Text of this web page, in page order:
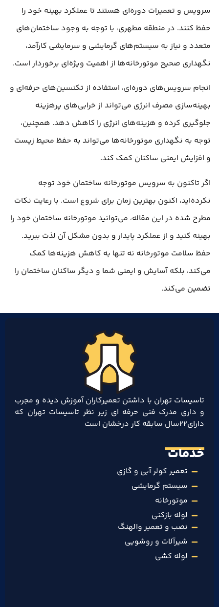
سرویس و تعمیرات دوره‌ای هستند تا عملکرد بهینه خود را
حفظ کنند. در منطقه مطهری، با توجه به وجود ساختمان‌های
متعدد و نیاز به سیستم‌های گرمایشی و سرمایشی کارآمد،
نگهداری صحیح موتورخانه‌ها از اهمیت ویژه‌ای برخوردار است.
انجام سرویس‌های دوره‌ای، استفاده از تکنسین‌های حرفه‌ای و
بهینه‌سازی مصرف انرژی می‌تواند از خرابی‌های پرهزینه
جلوگیری کرده و هزینه‌های انرژی را کاهش دهد. همچنین،
توجه به نگهداری موتورخانه‌ها می‌تواند به حفظ محیط زیست
و افزایش ایمنی ساکنان کمک کند.
اگر تاکنون به سرویس موتورخانه ساختمان خود توجه
نکرده‌اید، اکنون بهترین زمان برای شروع است. با رعایت نکات
مطرح شده در این مقاله، می‌توانید موتورخانه ساختمان خود را
بهینه کنید و از عملکرد پایدار و بدون مشکل آن لذت ببرید.
حفظ سلامت موتورخانه نه تنها به کاهش هزینه‌ها کمک
می‌کند، بلکه آسایش و ایمنی شما و دیگر ساکنان ساختمان را
تضمین می‌کند.
تاسیسات تهران با داشتن تعمیرکاران آموزش دیده و مجرب
و داری مدرک فنی حرفه ای زیر نظر تاسیسات تهران که
دارای۲۲سال سابقه کار درخشان است
خدمات
تعمیر کولر آبی و گازی
سیستم گرمایشی
موتورخانه
لوله بازکنی
نصب و تعمیر والهنگ
شیرآلات و روشویی
لوله کشی